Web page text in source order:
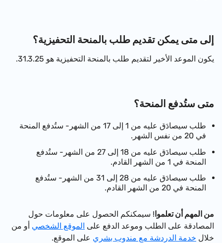
إلى متى يمكن تقديم طلب بالمنحة التحفيزية؟
يكون الموعد الأخير لتقديم طلب بالمنحة التحفيزية هو 31.3.25.
متى ستُدفع المنحة؟
طلب سيصادَق عليه من 1 إلى 17 من الشهر- ستُدفع المنحة
في 20 من نفس الشهر.
طلب سيصادَق عليه من 18 إلى 27 من الشهر- ستُدفع
المنحة في 1 من الشهر القادم.
طلب سيصادَق عليه من 28 إلى 31 من الشهر- ستُدفع
المنحة في 20 من الشهر القادم.
من المهم أن تعلموا! سيمكنكم الحصول على معلومات حول
المصادقة على الطلب وموعد الدفع علىالموقع الشخصيأو من
خلالخدمة الدردشة مع مندوب بشري على الموقع.